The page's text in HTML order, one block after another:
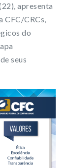
apresenta
CFC/CRCs,
do
seus